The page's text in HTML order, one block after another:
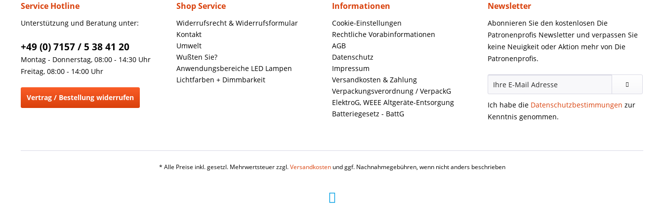
Service Hotline
Unterstützung und Beratung unter:
+49 (0) 7157 / 5 38 41 20
Montag - Donnerstag, 08:00 - 14:30 Uhr
Freitag, 08:00 - 14:00 Uhr
Vertrag / Bestellung widerrufen
Shop Service
Widerrufsrecht & Widerrufsformular
Kontakt
Umwelt
Wußten Sie?
Anwendungsbereiche LED Lampen
Lichtfarben + Dimmbarkeit
Informationen
Cookie-Einstellungen
Rechtliche Vorabinformationen
AGB
Datenschutz
Impressum
Versandkosten & Zahlung
Verpackungsverordnung / VerpackG
ElektroG, WEEE Altgeräte-Entsorgung
Batteriegesetz - BattG
Newsletter
Abonnieren Sie den kostenlosen Die
Patronenprofis Newsletter und verpassen Sie
keine Neuigkeit oder Aktion mehr von Die
Patronenprofis.
Ich habe die Datenschutzbestimmungen zur
Kenntnis genommen.
* Alle Preise inkl. gesetzl. Mehrwertsteuer zzgl.Versandkostenund ggf. Nachnahmegebühren, wenn nicht anders beschrieben